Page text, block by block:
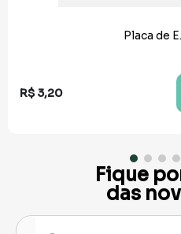
Placa de
R$ 3,20
Fique
das